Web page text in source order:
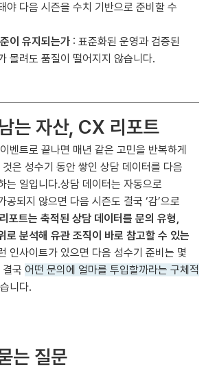
야 다음 시즌을 수치 기반으로 준비할 수
이 유지되는가 : 표준화된 운영과 검증된
몰려도 품질이 떨어지지 않습니다.
는 자산, CX 리포트
벤트로 끝나면 매년 같은 고민을 반복하게
은 성수기 동안 쌓인 상담 데이터를 다음
는 일입니다.상담 데이터는 자동으로
공되지 않으면 다음 시즌도 결국 ‘감’으로
포트는 축적된 상담 데이터를 문의 유형,
로 분석해 유관 조직이 바로 참고할 수 있는
인사이트가 있으면 다음 성수기 준비는 몇
국 어떤 문의에 얼마를 투입할까라는 구체적
니다.
는 질문